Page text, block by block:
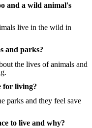
and a wild animal's
live in the wild in
and parks?
the lives of animals and
for living?
parks and they feel save
to live and why?